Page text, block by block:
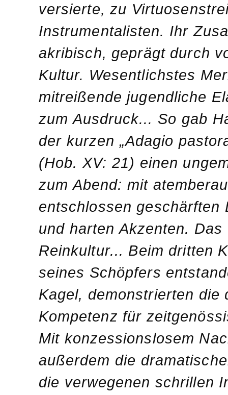
versierte, zu
Instrumentalisten. Ihr
akribisch, geprägt durch
Kultur. Wesentlichstes
mitreißende jugendliche
zum Ausdruck... So gab
der kurzen „Adagio
(Hob. XV: 21) einen
zum Abend: mit
entschlossen geschärften
und harten Akzenten.
Reinkultur... Beim dritten
seines Schöpfers
Kagel, demonstrierten die
Kompetenz für
Mit konzessionslosem
außerdem die
die verwegenen schrillen